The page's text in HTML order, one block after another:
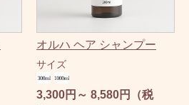
オルハ ヘア シャンプー
サイズ
3,300円～ 8,580円（税